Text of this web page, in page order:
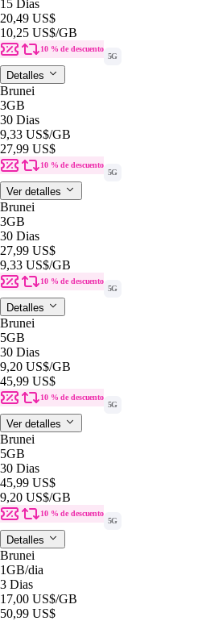
15 Dias
20,49 US$
10,25 US$/GB
10 % de descuento
5G
Detalles
Brunei
3GB
30 Dias
9,33 US$/GB
27,99 US$
10 % de descuento
5G
Ver detalles
Brunei
3GB
30 Dias
27,99 US$
9,33 US$/GB
10 % de descuento
5G
Detalles
Brunei
5GB
30 Dias
9,20 US$/GB
45,99 US$
10 % de descuento
5G
Ver detalles
Brunei
5GB
30 Dias
45,99 US$
9,20 US$/GB
10 % de descuento
5G
Detalles
Brunei
1GB/dia
3 Dias
17,00 US$/GB
50,99 US$